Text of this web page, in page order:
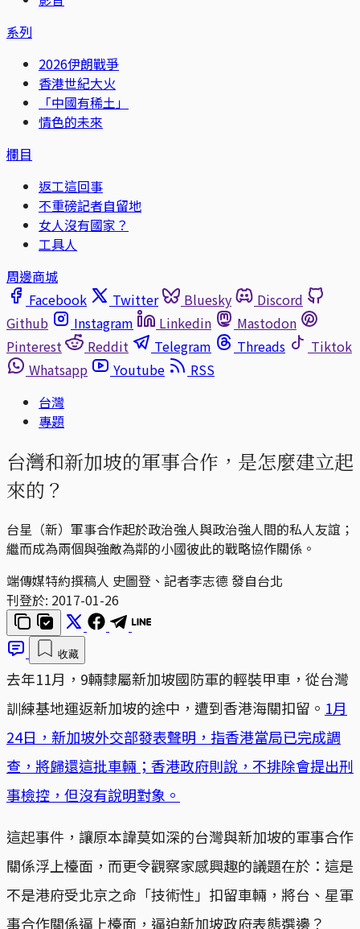
系列
2026伊朗戰爭
香港世紀大火
「中國有稀土」
情色的未來
欄目
返工這回事
不重磅記者自留地
女人沒有國家？
工具人
周邊商城
Facebook
Twitter Bluesky
Discord
Github
Instagram Linkedin
Mastodon
Pinterest
Reddit Telegram Threads
Tiktok
Whatsapp
Youtube
RSS
台灣
專題
台灣和新加坡的軍事合作，是怎麼建立起
來的？
台星（新）軍事合作起於政治強人與政治強人間的私人友誼；
繼而成為兩個與強敵為鄰的小國彼此的戰略協作關係。
端傳媒特約撰稿人 史圖登、記者李志德 發自台北
刊登於: 2017-01-26
收藏
去年11月，9輛隸屬新加坡國防軍的輕裝甲車，從台灣
訓練基地運返新加坡的途中，遭到香港海關扣留。 1月
24日，新加坡外交部發表聲明，指香港當局已完成調
查，將歸還這批車輛；香港政府則說，不排除會提出刑
事檢控，但沒有說明對象。
這起事件，讓原本諱莫如深的台灣與新加坡的軍事合作
關係浮上檯面，而更令觀察家感興趣的議題在於：這是
不是港府受北京之命「技術性」扣留車輛，將台、星軍
事合作關係逼上檯面，逼迫新加坡政府表態選邊？